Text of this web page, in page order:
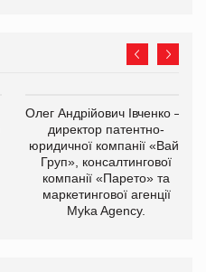
Олег Андрійович Івченко —
директор патентно-
юридичної компанії «Вайз
Груп», консалтингової
компанії «Парето» та
маркетингової агенції
Myka Agency.